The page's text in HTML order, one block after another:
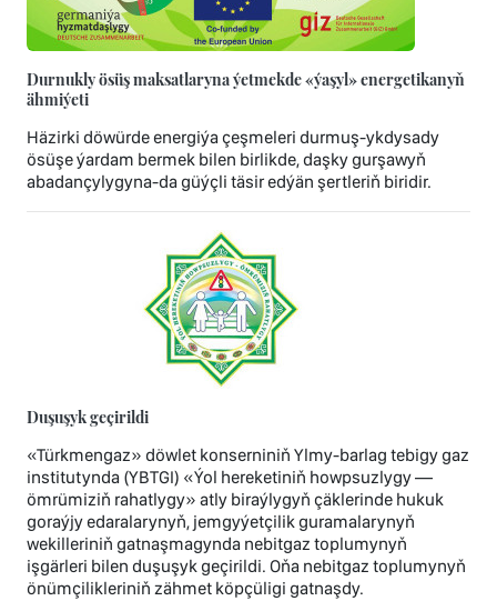
Durnukly ösüş maksatlaryna ýetmekde «ýaşyl» energetikanyň
ähmiýeti
Häzirki döwürde energiýa çeşmeleri durmuş-ykdysady
ösüşe ýardam bermek bilen birlikde, daşky gurşawyň
abadançylygyna-da güýçli täsir edýän şertleriň biridir.
Duşuşyk geçirildi
«Türkmengaz» döwlet konserniniň Ylmy-barlag tebigy gaz
institutynda (YBTGI) «Ýol hereketiniň howpsuzlygy —
ömrümiziň rahatlygy» atly biraýlygyň çäklerinde hukuk
goraýjy edaralarynyň, jemgyýetçilik guramalarynyň
wekilleriniň gatnaşmagynda nebitgaz toplumynyň
işgärleri bilen duşuşyk geçirildi. Oňa nebitgaz toplumynyň
önümçilikleriniň zähmet köpçüligi gatnaşdy.